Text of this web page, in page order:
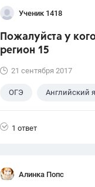
Ученик 1418
Пожалуйста у
регион 15
21 сентября 2017
ОГЭ Английский
1 ответ
Алинка Попс